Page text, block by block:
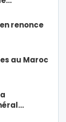
renonce
au Maroc